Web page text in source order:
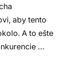
aby tento
A to ešte
…